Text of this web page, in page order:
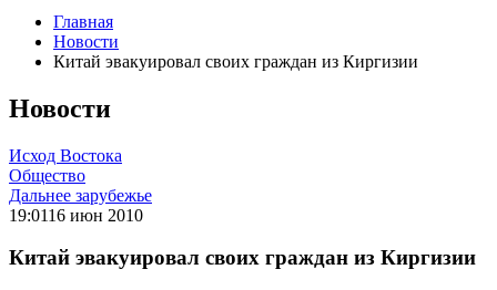
Главная
Новости
Китай эвакуировал своих граждан из Киргизии
Новости
Исход Востока
Общество
Дальнее зарубежье
19:0116 июн 2010
Китай эвакуировал своих граждан из Киргизии